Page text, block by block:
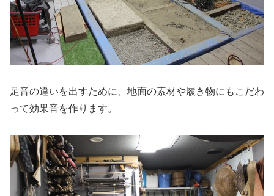
足音の違いを出すために、地面の素材や履き物にもこだわ
って効果音を作ります。